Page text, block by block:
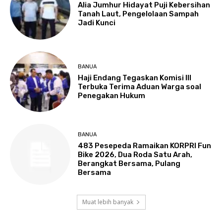
Alia Jumhur Hidayat Puji Kebersihan
Tanah Laut, Pengelolaan Sampah
Jadi Kunci
BANUA
Haji Endang Tegaskan Komisi III
Terbuka Terima Aduan Warga soal
Penegakan Hukum
BANUA
483 Pesepeda Ramaikan KORPRI Fun
Bike 2026, Dua Roda Satu Arah,
Berangkat Bersama, Pulang
Bersama
Muat lebih banyak